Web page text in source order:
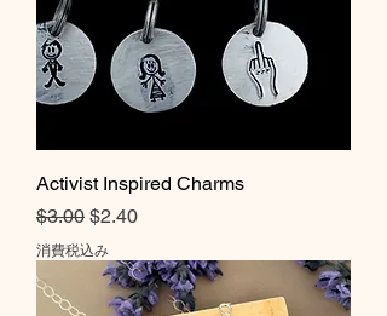
Activist Inspired Charms
通常価格
$3.00 セール価格
$2.40
消費税込み